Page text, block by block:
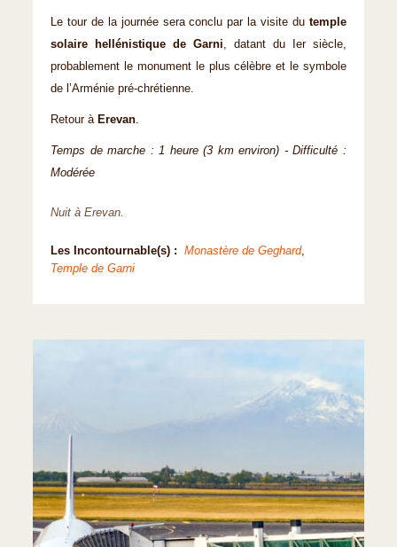
Le tour de la journée sera conclu par la visite du temple
solaire hellénistique de Garni, datant du Ier siècle,
probablement le monument le plus célèbre et le symbole
de l’Arménie pré-chrétienne.
Retour à Erevan.
Temps de marche : 1 heure (3 km environ) - Difficulté :
Modérée
Nuit à Erevan.
Les Incontournable(s) : Monastère de Geghard,
Temple de Garni